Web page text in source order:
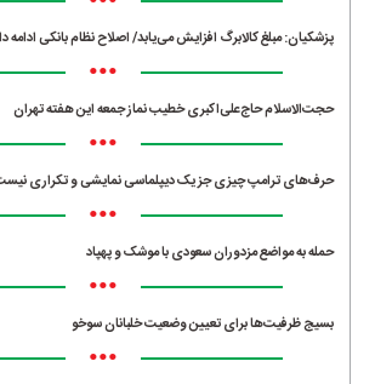
پزشکیان: مبلغ کالابرگ افزایش می‌یابد/ اصلاح نظام بانکی ادامه
•••
حجت‌الاسلام حاج‌علی‌اکبری خطیب نماز جمعه این هفته تهران
•••
حرف‌های ترامپ چیزی جز یک دیپلماسی نمایشی و تکراری
•••
حمله به مواضع مزدوران سعودی با موشک و پهپاد
•••
بسیج ظرفیت‌ها برای تعیین وضعیت خلبانان سوخو
•••